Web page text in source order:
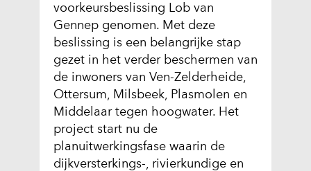
voorkeursbeslissing Lob van
Gennep genomen. Met deze
beslissing is een belangrijke stap
gezet in het verder beschermen van
de inwoners van Ven-Zelderheide,
Ottersum, Milsbeek, Plasmolen en
Middelaar tegen hoogwater. Het
project start nu de
planuitwerkingsfase waarin de
dijkversterkings-, rivierkundige en